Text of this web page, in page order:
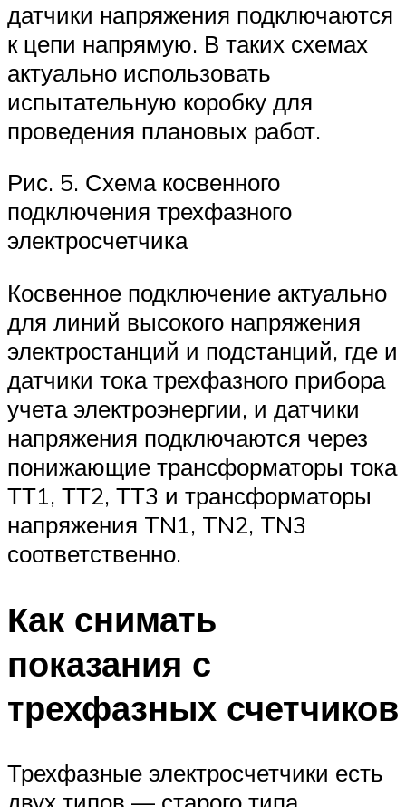
датчики напряжения подключаются
к цепи напрямую. В таких схемах
актуально использовать
испытательную коробку для
проведения плановых работ.
Рис. 5. Схема косвенного
подключения трехфазного
электросчетчика
Косвенное подключение актуально
для линий высокого напряжения
электростанций и подстанций, где и
датчики тока трехфазного прибора
учета электроэнергии, и датчики
напряжения подключаются через
понижающие трансформаторы тока
ТТ1, ТТ2, ТТ3 и трансформаторы
напряжения TN1, TN2, TN3
соответственно.
Как снимать
показания с
трехфазных счетчиков
Трехфазные электросчетчики есть